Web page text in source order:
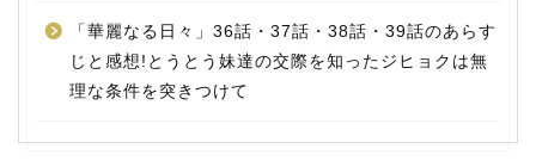
「華麗なる日々」36話・37話・38話・39話のあらす
じと感想!とうとう妹達の交際を知ったジヒョクは無
理な条件を突きつけて